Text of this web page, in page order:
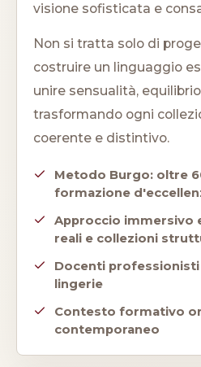
visione sofisticata e
Non si tratta solo di
costruire un linguaggio
unire sensualità,
trasformando ogni
coerente e distintivo.
Metodo Burgo: oltre
formazione
Approccio immersivo
reali e collezioni
Docenti
lingerie
Contesto formativo
contemporaneo